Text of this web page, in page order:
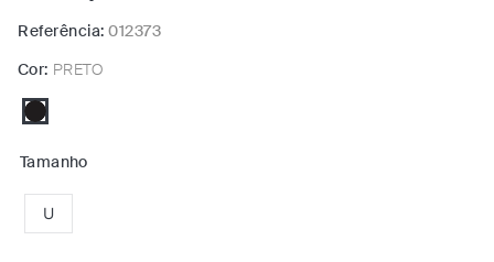
Referência: 012373
Cor: PRETO
Tamanho
U